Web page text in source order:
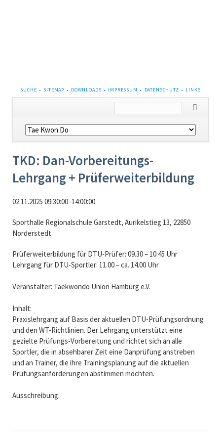
NAVIGATION
ÜBERSPRINGEN
SUCHE SITEMAP DOWNLOADS IMPRESSUM DATENSCHUTZ LINKS
Navigation
überspringen
TKD: Dan-Vorbereitungs-
Lehrgang + Prüferweiterbildung
02.11.2025 09:30:00–14:00:00
Sporthalle Regionalschule Garstedt, Aurikelstieg 13, 22850
Norderstedt
Prüferweiterbildung für DTU-Prüfer: 09.30 – 10:45 Uhr
Lehrgang für DTU-Sportler: 11.00 – ca. 14.00 Uhr
Veranstalter: Taekwondo Union Hamburg e.V.
Inhalt:
Praxislehrgang auf Basis der aktuellen DTU-Prüfungsordnung
und den WT-Richtlinien. Der Lehrgang unterstützt eine
gezielte Prüfungs-Vorbereitung und richtet sich an alle
Sportler, die in absehbarer Zeit eine Danprüfung anstreben
und an Trainer, die ihre Trainingsplanung auf die aktuellen
Prüfungsanforderungen abstimmen möchten.
Ausschreibung: